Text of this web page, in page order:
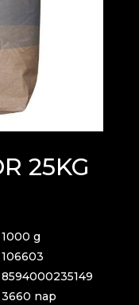
25KG
1000 g
106603
8594000235149
3660 nap